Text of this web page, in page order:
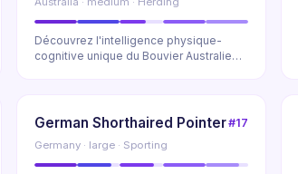
Découvrez l'intelligence physique-
cognitive unique du Bouvier Australien
German Shorthaired Pointer#17
Germany · large · Sporting